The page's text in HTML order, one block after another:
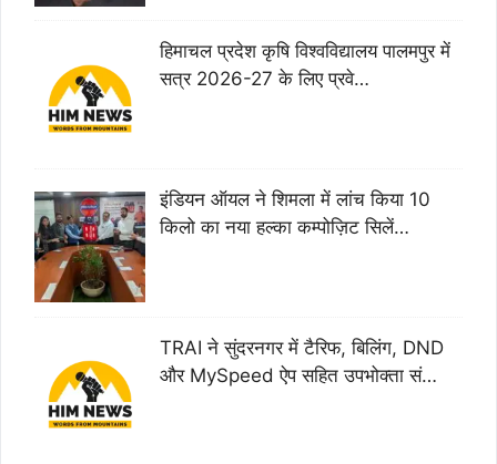
हिमाचल प्रदेश कृषि विश्वविद्यालय पालमपुर में
सत्र 2026-27 के लिए प्रवे…
इंडियन ऑयल ने शिमला में लांच किया 10
किलो का नया हल्का कम्पोज़िट सिलें…
TRAI ने सुंदरनगर में टैरिफ, बिलिंग, DND
और MySpeed ऐप सहित उपभोक्ता सं…